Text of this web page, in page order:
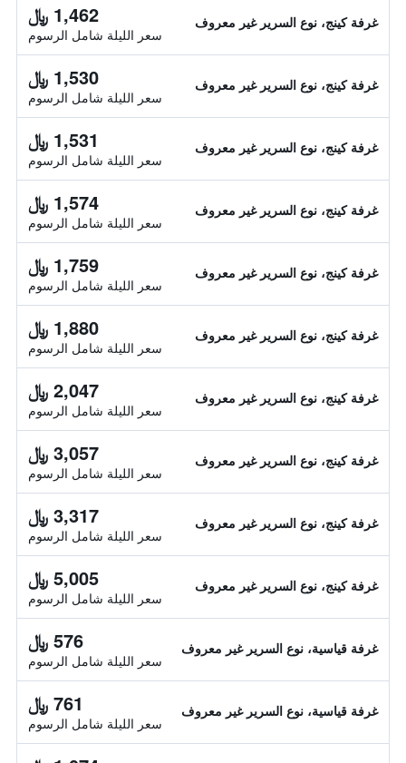
غرفة كينج، نوع السرير غير معروف 1,462 ﷼
سعر الليلة شامل الرسوم
غرفة كينج، نوع السرير غير معروف 1,530 ﷼
سعر الليلة شامل الرسوم
غرفة كينج، نوع السرير غير معروف 1,531 ﷼
سعر الليلة شامل الرسوم
غرفة كينج، نوع السرير غير معروف 1,574 ﷼
سعر الليلة شامل الرسوم
غرفة كينج، نوع السرير غير معروف 1,759 ﷼
سعر الليلة شامل الرسوم
غرفة كينج، نوع السرير غير معروف 1,880 ﷼
سعر الليلة شامل الرسوم
غرفة كينج، نوع السرير غير معروف 2,047 ﷼
سعر الليلة شامل الرسوم
غرفة كينج، نوع السرير غير معروف 3,057 ﷼
سعر الليلة شامل الرسوم
غرفة كينج، نوع السرير غير معروف 3,317 ﷼
سعر الليلة شامل الرسوم
غرفة كينج، نوع السرير غير معروف 5,005 ﷼
سعر الليلة شامل الرسوم
غرفة قياسية، نوع السرير غير معروف 576 ﷼
سعر الليلة شامل الرسوم
غرفة قياسية، نوع السرير غير معروف 761 ﷼
سعر الليلة شامل الرسوم